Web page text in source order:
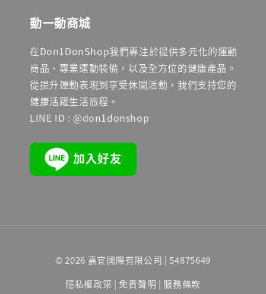
動一動商城
在Don1DonShop我們專注於提供多元化的運動
商品、專業運動裝備，以及全方位的健康產品。
從提升運動表現到享受休閒活動，我們支持您的
健康活躍生活旅程。
LINE ID : @don1donshop
© 2026 嘉宜國際有限公司 | 54875649
隱私權政策 | 免責聲明 | 服務條款